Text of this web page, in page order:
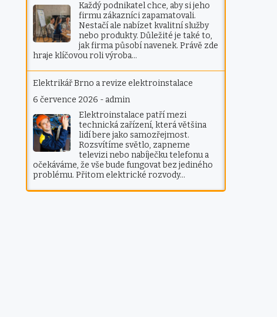
Každý podnikatel chce, aby si jeho
firmu zákazníci zapamatovali.
Nestačí ale nabízet kvalitní služby
nebo produkty. Důležité je také to,
jak firma působí navenek. Právě zde
hraje klíčovou roli výroba…
Elektrikář Brno a revize elektroinstalace
6 července 2026 - admin
Elektroinstalace patří mezi
technická zařízení, která většina
lidí bere jako samozřejmost.
Rozsvítíme světlo, zapneme
televizi nebo nabíječku telefonu a
očekáváme, že vše bude fungovat bez jediného
problému. Přitom elektrické rozvody…